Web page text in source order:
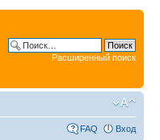
Расширенный поиск
FAQ Вход